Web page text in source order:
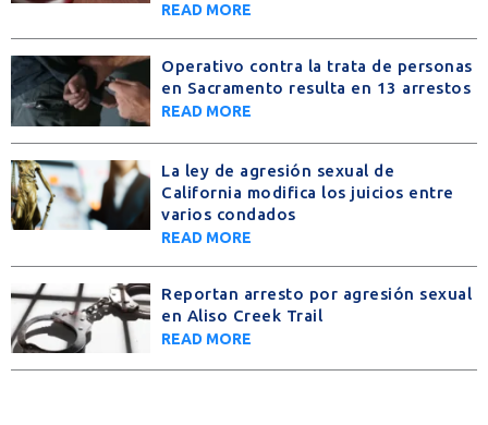
READ MORE
Operativo contra la trata de personas
en Sacramento resulta en 13 arrestos
READ MORE
La ley de agresión sexual de
California modifica los juicios entre
varios condados
READ MORE
Reportan arresto por agresión sexual
en Aliso Creek Trail
READ MORE